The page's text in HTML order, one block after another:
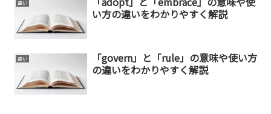
違い
い方の違いをわかりやすく解説
違い
「govern」と「rule」の意味や使い方
の違いをわかりやすく解説